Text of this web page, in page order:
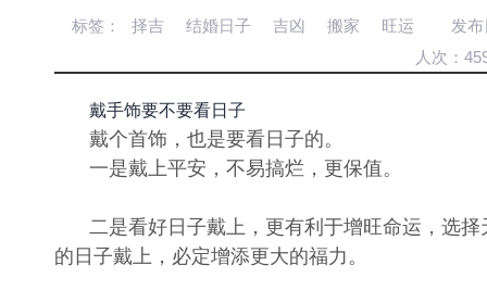
5月5日吉吗？
2017-05-04
如何看葬山的日子？
2017-03-19
择日子辟邪
2017-03-07
标签： 择吉 结婚日子 吉凶 搬家 旺运
发
人次：
戴手饰要不要看日子
戴个首饰，也是要看日子的。
一是戴上平安，不易搞烂，更保值。
二是看好日子戴上，更有利于增旺命运，选
的日子戴上，必定增添更大的福力。